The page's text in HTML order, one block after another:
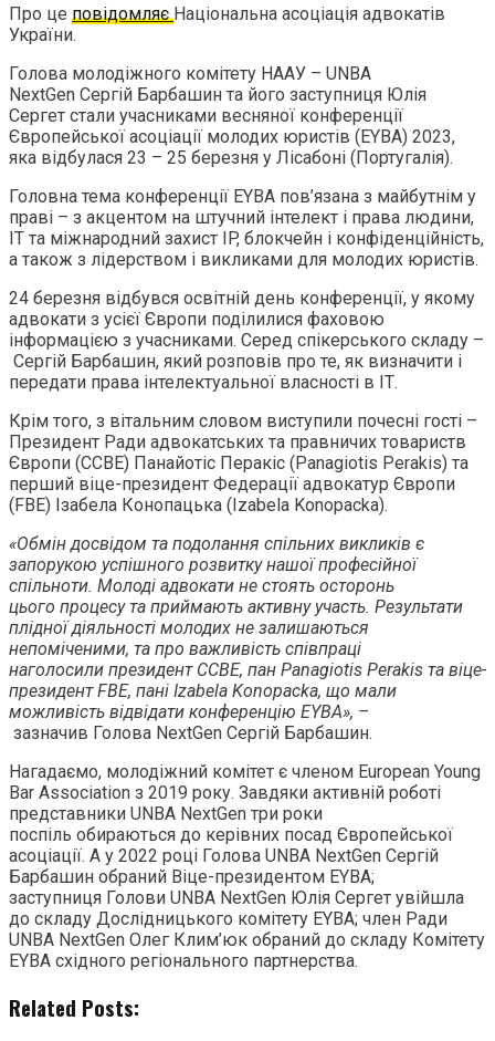
Про це повідомляєНаціональна асоціація адвокатів
України.
Голова молодіжного комітету НААУ – UNBA
NextGen Сергій Барбашин та його заступниця Юлія
Сергет стали учасниками весняної конференції
Європейської асоціації молодих юристів (EYBA) 2023,
яка відбулася 23 – 25 березня у Лісабоні (Португалія).
Головна тема конференції EYBA пов’язана з майбутнім у
праві – з акцентом на штучний інтелект і права людини,
ІТ та міжнародний захист IP, блокчейн і конфіденційність,
а також з лідерством і викликами для молодих юристів.
24 березня відбувся освітній день конференції, у якому
адвокати з усієї Європи поділилися фаховою
інформацією з учасниками. Серед спікерського складу –
Сергій Барбашин, який розповів про те, як визначити і
передати права інтелектуальної власності в ІТ.
Крім того, з вітальним словом виступили почесні гості –
Президент Ради адвокатських та правничих товариств
Європи (CCBE) Панайотіс Перакіс (Panagiotis Perakis) та
перший віце-президент Федерації адвокатур Європи
(FBE) Ізабела Конопацька (Izabela Konopacka).
«Обмін досвідом та подолання спільних викликів є
запорукою успішного розвиткунашої професійної
спільноти. Молоді адвокати не стоять осторонь
цього процесу та приймають активну участь. Результати
плідної діяльності молодих не залишаються
непоміченими, та про важливість співпраці
наголосили президент CCBE, пан Panagiotis Perakis та віце-
президент FBE, пані Izabela Konopacka, що мали
можливість відвідати конференцію EYBA», –
зазначив Голова NextGen Сергій Барбашин.
Нагадаємо, молодіжний комітет є членом European Young
Bar Association з 2019 року. Завдяки активній роботі
представники UNBA NextGen три роки
поспіль обираються до керівних посад Європейської
асоціації. А у 2022 році Голова UNBA NextGen Сергій
Барбашин обраний Віце-президентом EYBA;
заступниця Голови UNBA NextGen Юлія Сергет увійшла
до складу Дослідницького комітету EYBA; член Ради
UNBA NextGen Олег Клим’юк обраний до складу Комітету
EYBA східного регіонального партнерства.
Related Posts: